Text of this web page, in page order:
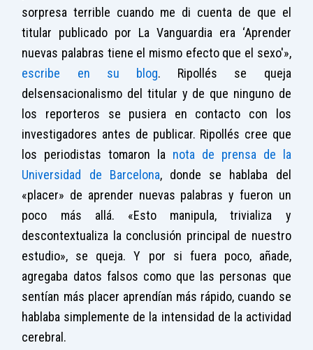
sorpresa terrible cuando me di cuenta de que el
titular publicado por La Vanguardia era ‘Aprender
nuevas palabras tiene el mismo efecto que el sexo'»,
escribe en su blog. Ripollés se queja
delsensacionalismo del titular y de que ninguno de
los reporteros se pusiera en contacto con los
investigadores antes de publicar. Ripollés cree que
los periodistas tomaron la nota de prensa de la
Universidad de Barcelona, donde se hablaba del
«placer» de aprender nuevas palabras y fueron un
poco más allá. «Esto manipula, trivializa y
descontextualiza la conclusión principal de nuestro
estudio», se queja. Y por si fuera poco, añade,
agregaba datos falsos como que las personas que
sentían más placer aprendían más rápido, cuando se
hablaba simplemente de la intensidad de la actividad
cerebral.